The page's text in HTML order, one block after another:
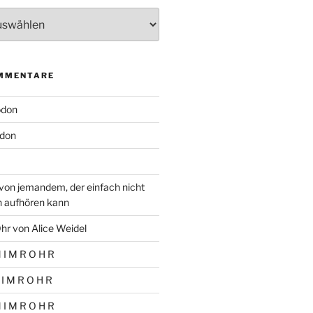
jemandem, der einfach nicht
aufhören kann
von Alice Weidel
I M R O H R
M R O H R
I M R O H R